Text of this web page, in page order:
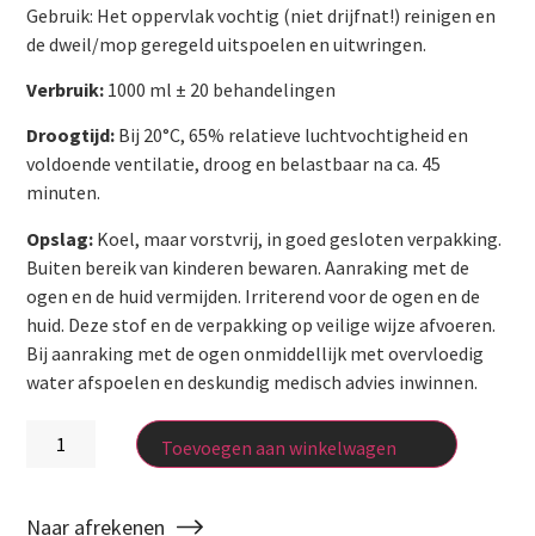
Gebruik: Het oppervlak vochtig (niet drijfnat!) reinigen en
de dweil/mop geregeld uitspoelen en uitwringen.
Verbruik: 1000 ml ± 20 behandelingen
Droogtijd: Bij 20°C, 65% relatieve luchtvochtigheid en
voldoende ventilatie, droog en belastbaar na ca. 45
minuten.
Opslag: Koel, maar vorstvrij, in goed gesloten verpakking.
Buiten bereik van kinderen bewaren. Aanraking met de
ogen en de huid vermijden. Irriterend voor de ogen en de
huid. Deze stof en de verpakking op veilige wijze afvoeren.
Bij aanraking met de ogen onmiddellijk met overvloedig
water afspoelen en deskundig medisch advies inwinnen.
Toevoegen aan winkelwagen
Naar afrekenen